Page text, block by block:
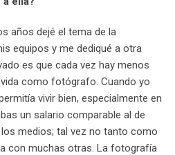
años dejé el tema de la
equipos y me dediqué a otra
es que cada vez hay menos
como fotógrafo. Cuando yo
vivir bien, especialmente en
un salario comparable al de
medios; tal vez no tanto como
con muchas otras. La fotografía